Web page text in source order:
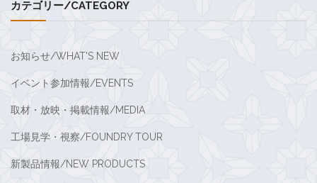
カテゴリー/CATEGORY
お知らせ/WHAT'S NEW
イベント参加情報/EVENTS
取材・放映・掲載情報/MEDIA
工場見学・視察/FOUNDRY TOUR
新製品情報/NEW PRODUCTS